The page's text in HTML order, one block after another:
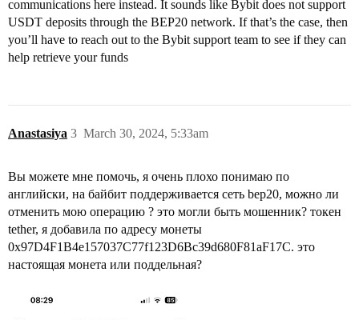
communications here instead. It sounds like Bybit does not support
USDT deposits through the BEP20 network. If that’s the case, then
you’ll have to reach out to the Bybit support team to see if they can
help retrieve your funds
Anastasiya March 30, 2024, 5:33am
3
Вы можете мне помочь, я очень плохо понимаю по
английски, на байбит поддерживается сеть bep20, можно ли
отменить мою операцию ? это могли быть мошенник? токен
tether, я добавила по адресу монеты
0x97D4F1B4e157037C77f123D6Bc39d680F81aF17C. это
настоящая монета или поддельная?